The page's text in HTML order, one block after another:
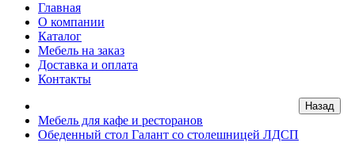
Главная
О компании
Каталог
Мебель на заказ
Доставка и оплата
Контакты
Мебель для кафе и ресторанов
Обеденный стол Галант со столешницей ЛДСП